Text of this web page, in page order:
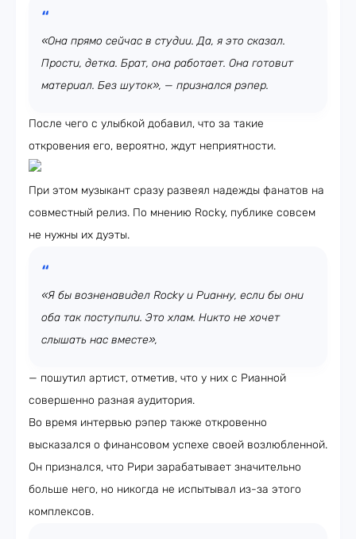
«Она прямо сейчас в студии. Да, я это сказал.
Прости, детка. Брат, она работает. Она готовит
материал. Без шуток», — признался рэпер.
После чего с улыбкой добавил, что за такие
откровения его, вероятно, ждут неприятности.
При этом музыкант сразу развеял надежды фанатов на
совместный релиз. По мнению Rocky, публике совсем
не нужны их дуэты.
«Я бы возненавидел Rocky и Рианну, если бы они
оба так поступили. Это хлам. Никто не хочет
слышать нас вместе»,
— пошутил артист, отметив, что у них с Рианной
совершенно разная аудитория.
Во время интервью рэпер также откровенно
высказался о финансовом успехе своей возлюбленной.
Он признался, что Рири зарабатывает значительно
больше него, но никогда не испытывал из-за этого
комплексов.